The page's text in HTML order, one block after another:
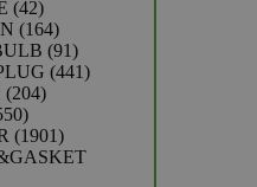
4242
producten
164164
producten
9191
producten
441441
204204
16550
producten
19011901
producten